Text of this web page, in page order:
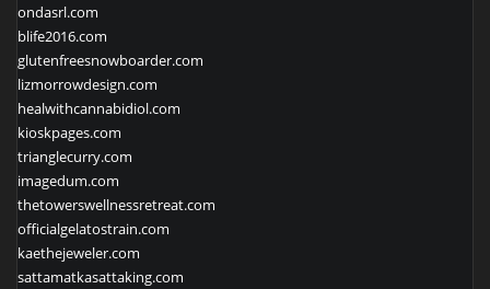
ondasrl.com
blife2016.com
glutenfreesnowboarder.com
lizmorrowdesign.com
healwithcannabidiol.com
kioskpages.com
trianglecurry.com
imagedum.com
thetowerswellnessretreat.com
officialgelatostrain.com
kaethejeweler.com
sattamatkasattaking.com